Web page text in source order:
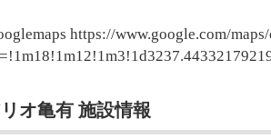
https://www.google.com/maps/
オ亀有 施設情報